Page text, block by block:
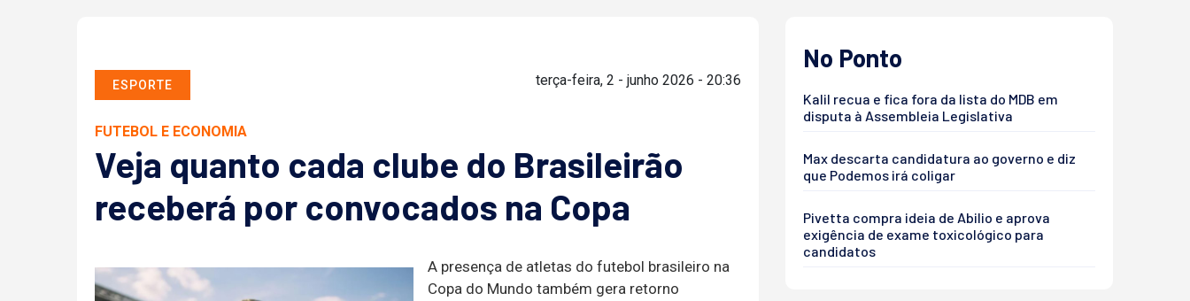
ESPORTE terça-feira, 2 - junho 2026 - 20:36
FUTEBOL E ECONOMIA
Veja quanto cada clube do Brasileirão
receberá por convocados na Copa
A presença de atletas do futebol brasileiro na
Copa do Mundo também gera retorno
No Ponto
Kalil recua e fica fora da lista do MDB em
disputa à Assembleia Legislativa
Max descarta candidatura ao governo e diz
que Podemos irá coligar
Pivetta compra ideia de Abilio e aprova
exigência de exame toxicológico para
candidatos